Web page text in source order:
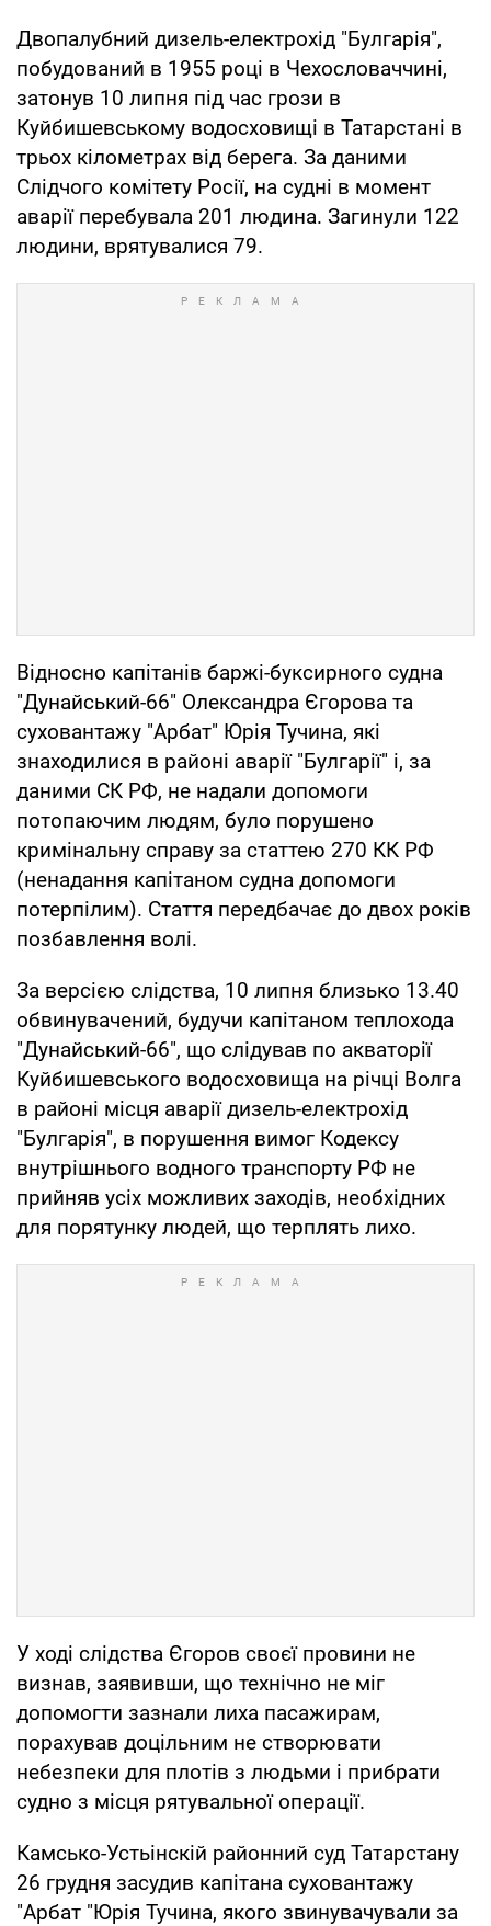
Двопалубний дизель-електрохід "Булгарія",
побудований в 1955 році в Чехословаччині,
затонув 10 липня під час грози в
Куйбишевському водосховищі в Татарстані в
трьох кілометрах від берега. За даними
Слідчого комітету Росії, на судні в момент
аварії перебувала 201 людина. Загинули 122
людини, врятувалися 79.
Відносно капітанів баржі-буксирного судна
"Дунайський-66" Олександра Єгорова та
суховантажу "Арбат" Юрія Тучина, які
знаходилися в районі аварії "Булгарії" і, за
даними СК РФ, не надали допомоги
потопаючим людям, було порушено
кримінальну справу за статтею 270 КК РФ
(ненадання капітаном судна допомоги
потерпілим). Стаття передбачає до двох років
позбавлення волі.
За версією слідства, 10 липня близько 13.40
обвинувачений, будучи капітаном теплохода
"Дунайський-66", що слідував по акваторії
Куйбишевського водосховища на річці Волга
в районі місця аварії дизель-електрохід
"Булгарія", в порушення вимог Кодексу
внутрішнього водного транспорту РФ не
прийняв усіх можливих заходів, необхідних
для порятунку людей, що терплять лихо.
У ході слідства Єгоров своєї провини не
визнав, заявивши, що технічно не міг
допомогти зазнали лиха пасажирам,
порахував доцільним не створювати
небезпеки для плотів з людьми і прибрати
судно з місця рятувальної операції.
Камсько-Устьінскій районний суд Татарстану
26 грудня засудив капітана суховантажу
"Арбат "Юрія Тучина, якого звинувачували за